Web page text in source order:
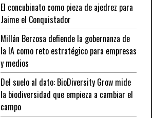
El concubinato como pieza de ajedrez para
Jaime el Conquistador
Millán Berzosa defiende la gobernanza de
la IA como reto estratégico para empresas
y medios
Del suelo al dato: BioDiversity Grow mide
la biodiversidad que empieza a cambiar el
campo